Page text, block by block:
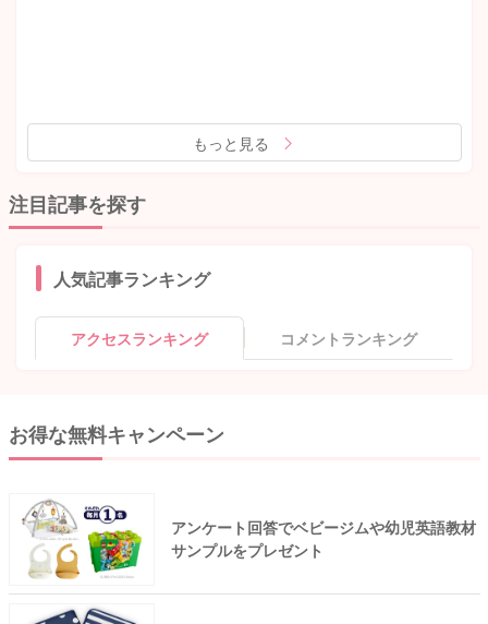
もっと見る
注目記事を探す
人気記事ランキング
アクセスランキング コメントランキング
お得な無料キャンペーン
アンケート回答でベビージムや幼児英語教材
サンプルをプレゼント